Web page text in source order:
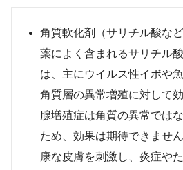
角質軟化剤（サリチル酸な
薬によく含まれるサリチル
は、主にウイルス性イボや
角質層の異常増殖に対して
腺増殖症は角質の異常では
ため、効果は期待できませ
康な皮膚を刺激し、炎症や